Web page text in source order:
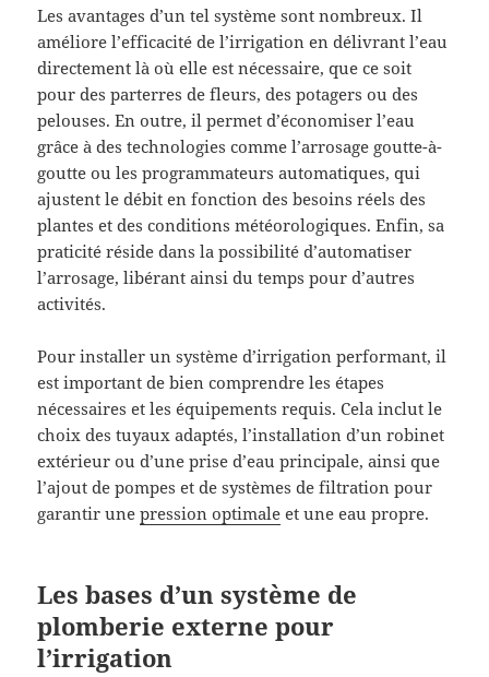
Les avantages d’un tel système sont nombreux. Il
améliore l’efficacité de l’irrigation en délivrant l’eau
directement là où elle est nécessaire, que ce soit
pour des parterres de fleurs, des potagers ou des
pelouses. En outre, il permet d’économiser l’eau
grâce à des technologies comme l’arrosage goutte-à-
goutte ou les programmateurs automatiques, qui
ajustent le débit en fonction des besoins réels des
plantes et des conditions météorologiques. Enfin, sa
praticité réside dans la possibilité d’automatiser
l’arrosage, libérant ainsi du temps pour d’autres
activités.
Pour installer un système d’irrigation performant, il
est important de bien comprendre les étapes
nécessaires et les équipements requis. Cela inclut le
choix des tuyaux adaptés, l’installation d’un robinet
extérieur ou d’une prise d’eau principale, ainsi que
l’ajout de pompes et de systèmes de filtration pour
garantir unepression optimale et une eau propre.
Les bases d’un système de
plomberie externe pour
l’irrigation